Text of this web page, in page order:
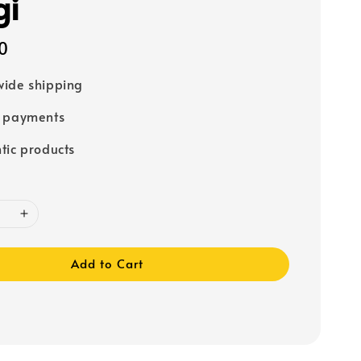
shipping
payments
products
Add to Cart